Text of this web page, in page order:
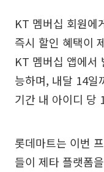
KT 멤버십 회원에
즉시 할인 혜택이
KT 멤버십 앱에서
능하며, 내달 14일
기간 내 아이디 당
롯데마트는 이번
들이 제타 플랫폼